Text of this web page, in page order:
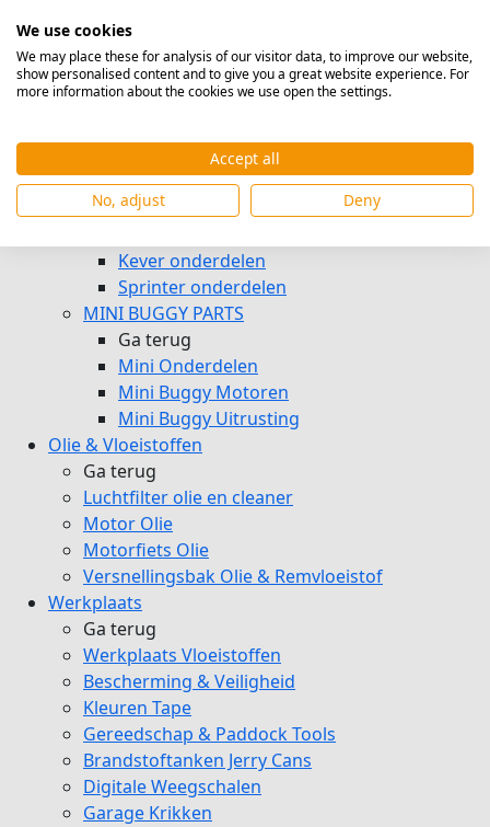
Afsleep oog FIA
Stangkoppen & Lagers
Veiligheidskooi delen
Raamnetje & Afsluitingen
PE Platen & Staven & Honinggraat
Autocross Onderdelen
Kever en Sprinter Onderdelen
Kever onderdelen
Sprinter onderdelen
MINI BUGGY PARTS
Ga terug
Mini Onderdelen
Mini Buggy Motoren
Mini Buggy Uitrusting
Olie & Vloeistoffen
Ga terug
Luchtfilter olie en cleaner
Motor Olie
Motorfiets Olie
Versnellingsbak Olie & Remvloeistof
Werkplaats
Ga terug
Werkplaats Vloeistoffen
Bescherming & Veiligheid
Kleuren Tape
Gereedschap & Paddock Tools
Brandstoftanken Jerry Cans
Digitale Weegschalen
Garage Krikken
We use cookies
We may place these for analysis of our visitor data, to improve our website,
show personalised content and to give you a great website experience. For
more information about the cookies we use open the settings.
Accept all
No, adjust
Deny